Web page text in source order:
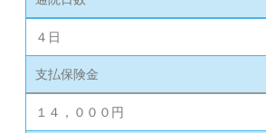
４日
支払保険金
１４，０００円